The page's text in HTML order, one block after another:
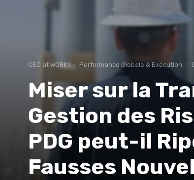
CEO at WORK ! Performance Globale & Exécution
Miser sur la
Gestion des
PDG peut-il
Fausses